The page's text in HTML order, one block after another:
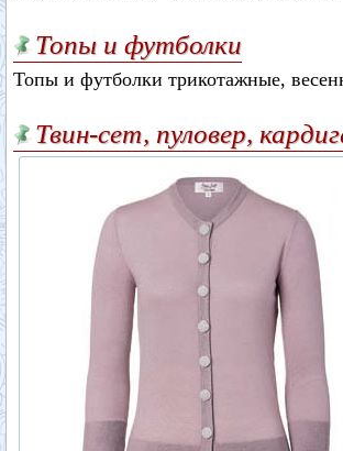
Топы и футболки
Топы и футболки трикотажные,
Твин-сет, пуловер,